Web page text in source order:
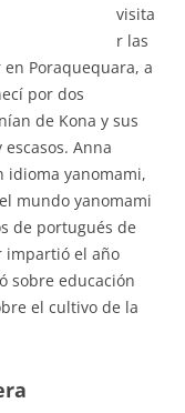
visita
r las
Poraquequara, a
por dos
de Kona y sus
Anna
idioma yanomami,
mundo yanomami
de portugués de
impartió el año
sobre educación
el cultivo de la